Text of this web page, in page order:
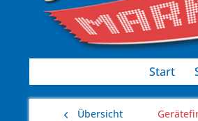
Start
Übersicht